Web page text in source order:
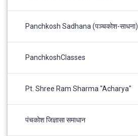
Panchkosh Sadhana (पञ्चकोश-साधना)
PanchkoshClasses
Pt. Shree Ram Sharma "Acharya"
पंचकोश जिज्ञासा समाधान